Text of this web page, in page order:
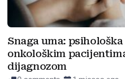
Snaga uma:
onkološkim
dijagnozom